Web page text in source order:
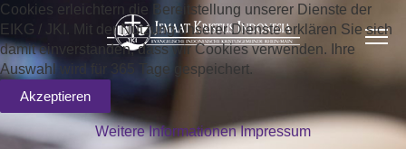
Cookies erleichtern die Bereitstellung unserer Dienste der
EIKG / JKI. Mit der Nutzung unserer Dienste erklären Sie sich
damit einverstanden, dass wir Cookies verwenden. Ihre
Auswahl wird für 365 Tage gespeichert.
Akzeptieren
Weitere Informationen Impressum